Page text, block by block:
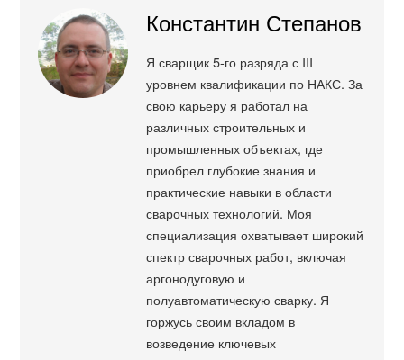
Константин Степанов
Я сварщик 5-го разряда с III
уровнем квалификации по НАКС. За
свою карьеру я работал на
различных строительных и
промышленных объектах, где
приобрел глубокие знания и
практические навыки в области
сварочных технологий. Моя
специализация охватывает широкий
спектр сварочных работ, включая
аргонодуговую и
полуавтоматическую сварку. Я
горжусь своим вкладом в
возведение ключевых